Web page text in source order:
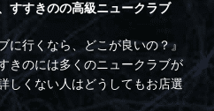
すすきのの高級ニュークラブ
に行くなら、どこが良いの？』
きのには多くのニュークラブが
しくない人はどうしてもお店選